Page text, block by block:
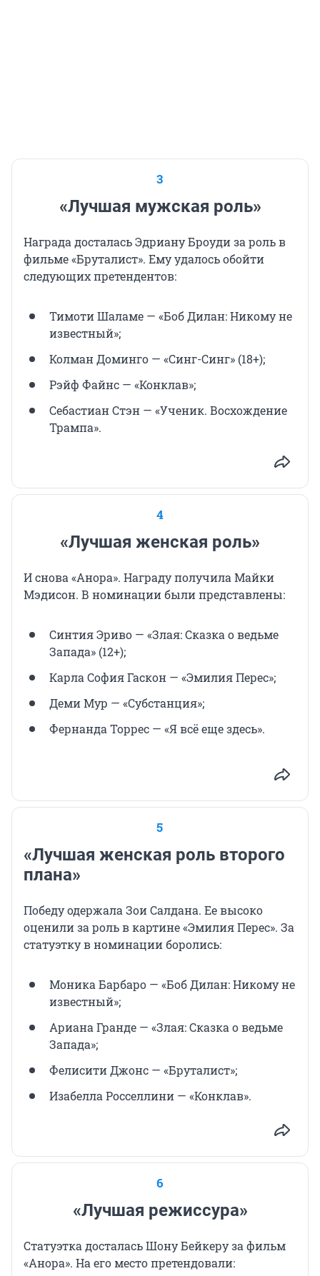
3
«Лучшая мужская роль»
Награда досталась Эдриану Броуди за роль в
фильме «Бруталист». Ему удалось обойти
следующих претендентов:
Тимоти Шаламе — «Боб Дилан: Никому не
известный»;
Колман Доминго — «Синг-Синг» (18+);
Рэйф Файнс — «Конклав»;
Себастиан Стэн — «Ученик. Восхождение
Трампа».
4
«Лучшая женская роль»
И снова «Анора». Награду получила Майки
Мэдисон. В номинации были представлены:
Синтия Эриво — «Злая: Сказка о ведьме
Запада» (12+);
Карла София Гаскон — «Эмилия Перес»;
Деми Мур — «Субстанция»;
Фернанда Торрес — «Я всё еще здесь».
5
«Лучшая женская роль второго
плана»
Победу одержала Зои Салдана. Ее высоко
оценили за роль в картине «Эмилия Перес». За
статуэтку в номинации боролись:
Моника Барбаро — «Боб Дилан: Никому не
известный»;
Ариана Гранде — «Злая: Сказка о ведьме
Запада»;
Фелисити Джонс — «Бруталист»;
Изабелла Росселлини — «Конклав».
6
«Лучшая режиссура»
Статуэтка досталась Шону Бейкеру за фильм
«Анора». На его место претендовали: